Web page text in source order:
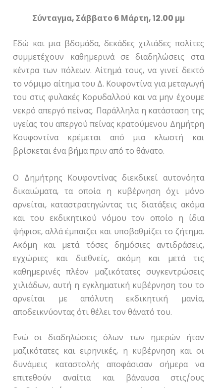
Σύνταγμα, Σάββατο 6 Μάρτη, 12.00 μμ
Εδώ και μια βδομάδα, δεκάδες χιλιάδες πολίτες
συμμετέχουν καθημερινά σε διαδηλώσεις στα
κέντρα των πόλεων. Αίτημά τους, να γινεί δεκτό
το νόμιμο αίτημα του Δ. Κουφοντίνα για μεταγωγή
του στις φυλακές Κορυδαλλού και να μην έχουμε
νεκρό απεργό πείνας. Παράλληλα η κατάσταση της
υγείας του απεργού πείνας κρατούμενου Δημήτρη
Κουφοντίνα κρέμεται από μια κλωστή και
βρίσκεται ένα βήμα πριν από το θάνατο.
Ο Δημήτρης Κουφοντίνας διεκδικεί αυτονόητα
δικαιώματα, τα οποία η κυβέρνηση όχι μόνο
αρνείται, καταστρατηγώντας τις διατάξεις ακόμα
και του εκδικητικού νόμου τον οποίο η ίδια
ψήφισε, αλλά έμπαιζει και υποβαθμίζει το ζήτημα.
Ακόμη και μετά τόσες δημόσιες αντιδράσεις,
εγχώριες και διεθνείς, ακόμη και μετά τις
καθημερινές πλέον μαζικότατες συγκεντρώσεις
χιλιάδων, αυτή η εγκληματική κυβέρνηση του το
αρνείται με απόλυτη εκδικητική μανία,
αποδεικνύοντας ότι θέλει τον θάνατό του.
Ενώ οι διαδηλώσεις όλων των ημερών ήταν
μαζικότατες και ειρηνικές, η κυβέρνηση και οι
δυνάμεις καταστολής αποφάσισαν σήμερα να
επιτεθούν αναίτια και βάναυσα στις/ους